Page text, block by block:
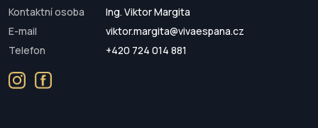
Kontaktní osoba
Ing. Viktor Margita
E-mail
viktor.margita@vivaespana.cz
Telefon
+420 724 014 881